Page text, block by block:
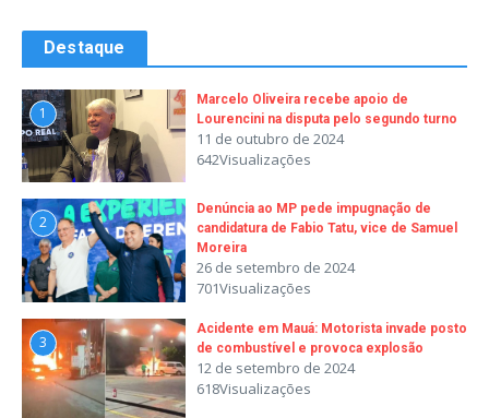
Destaque
1
Marcelo Oliveira recebe apoio de
Lourencini na disputa pelo segundo turno
11 de outubro de 2024
642Visualizações
2
Denúncia ao MP pede impugnação de
candidatura de Fabio Tatu, vice de Samuel
Moreira
26 de setembro de 2024
701Visualizações
3
Acidente em Mauá: Motorista invade posto
de combustível e provoca explosão
12 de setembro de 2024
618Visualizações